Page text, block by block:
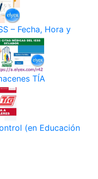
– Fecha, Hora y
TÍA
(en Educación